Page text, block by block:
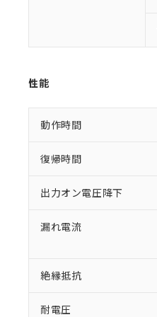
性能
動作時間
復帰時間
出力オン電圧降下
漏れ電流
絶縁抵抗
耐電圧